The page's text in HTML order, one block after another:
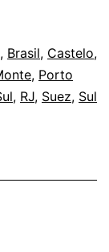
recebe
honra
da
, Brasil, Castelo,
, Porto
, RJ, Suez, Sul